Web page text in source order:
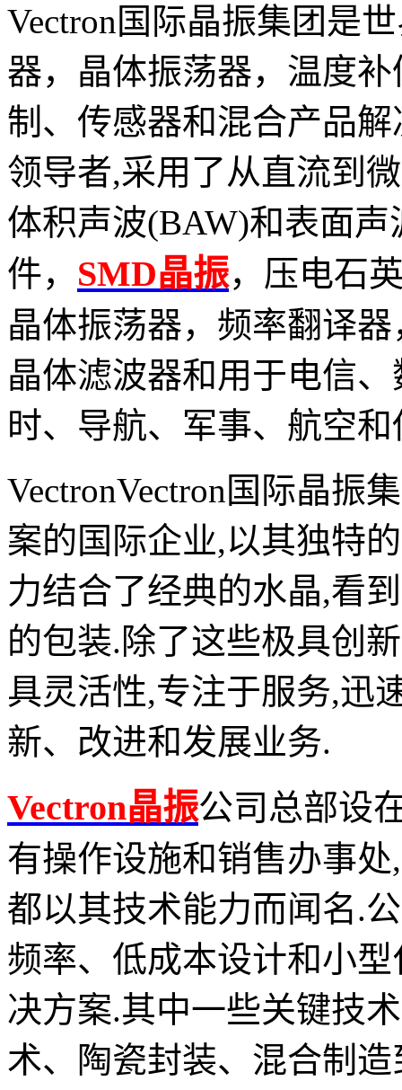
Vectron国际晶振集团是
器， 晶体振荡器， 温度
制、传感器和混合产品
领导者,采用了从直流到
体积声波(BAW)和表面声
件， SMD晶振， 压电石
晶体振荡器， 频率翻译器
晶体滤波器和用于电信
时、导航、军事、航空
VectronVectron国际晶振
案的国际企业,以其独特
力结合了经典的水晶,看
的包装.除了这些极具创
具灵活性,专注于服务,迅
新、改进和发展业务.
Vectron晶振公司总部设
有操作设施和销售办事处,
都以其技术能力而闻名.
频率、低成本设计和小
决方案.其中一些关键技
术、陶瓷封装、混合制造